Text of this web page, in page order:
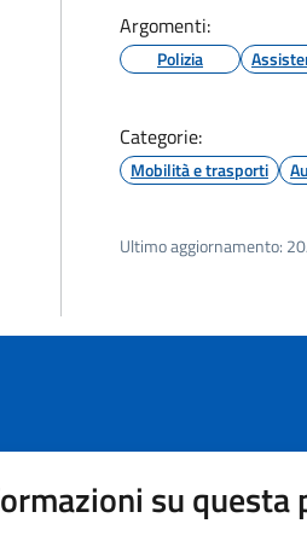
Argomenti:
Polizia
Categorie:
Mobilità e trasporti
Ultimo aggiornamento:
su questa